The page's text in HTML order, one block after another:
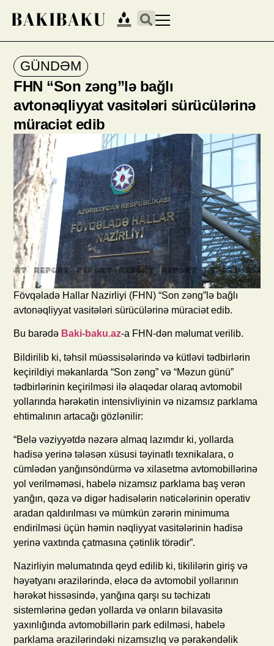
GÜNDƏM
FHN “Son zəng”lə bağlı
avtonəqliyyat vasitələri sürücülərinə
müraciət edib
Fövqəladə Hallar Nazirliyi (FHN) “Son zəng”lə bağlı
avtonəqliyyat vasitələri sürücülərinə müraciət edib.
Bu barədə Baki-baku.az-a FHN-dən məlumat verilib.
Bildirilib ki, təhsil müəssisələrində və kütləvi tədbirlərin
keçirildiyi məkanlarda “Son zəng” və “Məzun günü”
tədbirlərinin keçirilməsi ilə əlaqədar olaraq avtomobil
yollarında hərəkətin intensivliyinin və nizamsız parklama
ehtimalının artacağı gözlənilir:
“Belə vəziyyətdə nəzərə almaq lazımdır ki, yollarda
hadisə yerinə tələsən xüsusi təyinatlı texnikalara, o
cümlədən yanğınsöndürmə və xilasetmə avtomobillərinə
yol verilməməsi, habelə nizamsız parklama baş verən
yanğın, qəza və digər hadisələrin nəticələrinin operativ
aradan qaldırılması və mümkün zərərin minimuma
endirilməsi üçün həmin nəqliyyat vasitələrinin hadisə
yerinə vaxtında çatmasına çətinlik törədir”.
Nazirliyin məlumatında qeyd edilib ki, tikililərin giriş və
həyətyanı ərazilərində, eləcə də avtomobil yollarının
hərəkət hissəsində, yanğına qarşı su təchizatı
sistemlərinə gedən yollarda və onların bilavasitə
yaxınlığında avtomobillərin park edilməsi, habelə
parklama ərazilərindəki nizamsızlıq və pərakəndəlik